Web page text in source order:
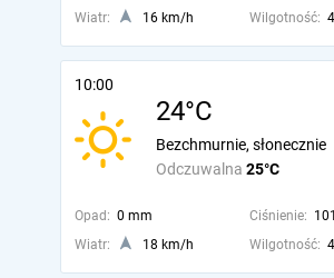
Wiatr:
16 km/h Wilgotność:
10:00
24°C
Odczuwalna 25°C
Bezchmurnie, słonecznie
Opad: 0 mm Ciśnienie:
Wiatr:
18 km/h Wilgotność: